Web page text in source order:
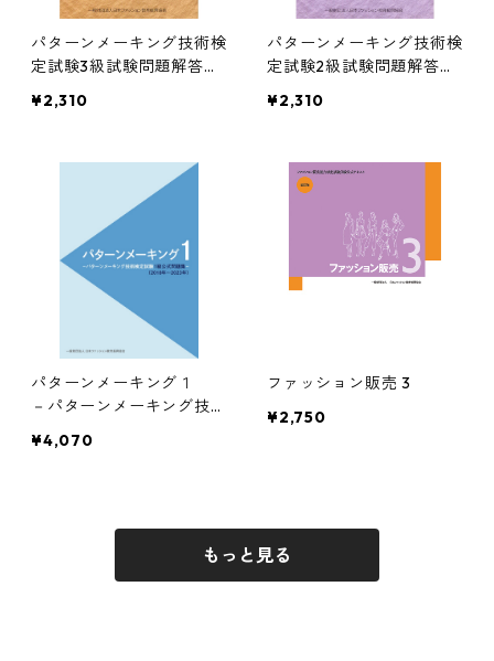
パターンメーキング技術検
定試験3級試験問題解答・
¥2,310
パターンメーキング技術検
定試験2級試験問題解答・
¥2,310
パターンメーキング１
－パターンメーキング技術
（2018年～2023年）
¥4,070
ファッション販売 3
¥2,750
もっと見る